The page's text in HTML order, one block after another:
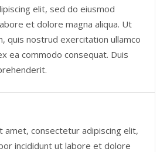
elit, sed do eiusmod
et dolore magna aliqua. Ut
quis nostrud exercitation ullamco
ea commodo consequat. Duis
amet, consectetur adipiscing elit,
incididunt ut labore et dolore